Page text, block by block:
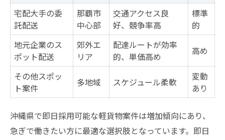
宅配大手の委
託配送
那覇市
中心部
交通アクセス良
好、競争率高
標準
的
地元企業のス
ポット配送
郊外エ
リア
配達ルートが効率
的、単価高め
高め
その他スポッ
ト案件
多地域 スケジュール柔軟
変動
あり
沖縄県で即日採用可能な軽貨物案件は増加傾向にあり、
急ぎで働きたい方に最適な選択肢となっています。即日